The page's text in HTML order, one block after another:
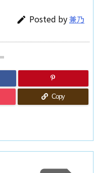
 Posted by兼乃
Copy